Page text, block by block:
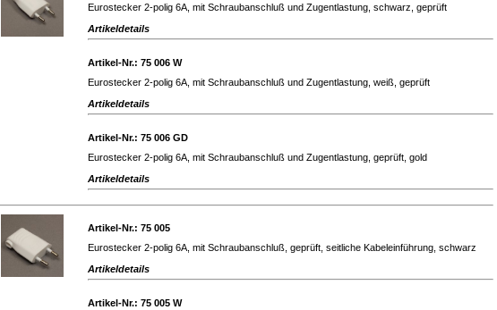
Eurostecker 2-polig 6A, mit Schraubanschluß und Zugentlastung, schwarz, geprüft
Artikeldetails
Artikel-Nr.: 75 006 W
Eurostecker 2-polig 6A, mit Schraubanschluß und Zugentlastung, weiß, geprüft
Artikeldetails
Artikel-Nr.: 75 006 GD
Eurostecker 2-polig 6A, mit Schraubanschluß und Zugentlastung, geprüft, gold
Artikeldetails
Artikel-Nr.: 75 005
Eurostecker 2-polig 6A, mit Schraubanschluß, geprüft, seitliche Kabeleinführung, schwarz
Artikeldetails
Artikel-Nr.: 75 005 W